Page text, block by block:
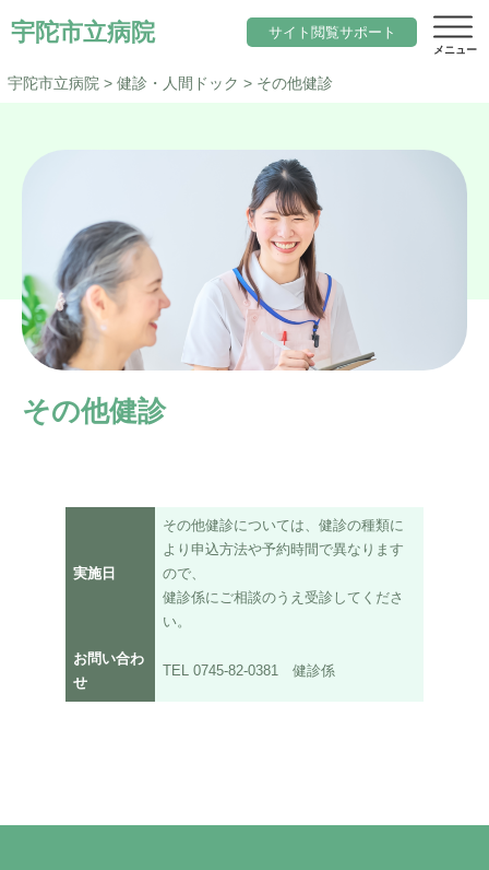
文字サイズ
標準
小さく
色変更
標準 黒
院長のご挨拶
基本理念と行動指針
当院の期待職員像
診療科目一覧
内科
総合診療科（院内標ぼう）
脳神経内科
産婦人科
整形外科
耳鼻咽喉科
麻酔科
地域医療
「ウェルネスシティ宇陀市」構想
地域包括ケアシステム
移動診療車（うだモバイルクリニック
UMC）
地域連携課のご案内
求人
アクセス
お問い合わせ
宇陀市立病院 サイト閲覧サポート
宇陀市立病院 >健診・人間ドック > その他健診
その他健診
実施日
その他健診については、健診の種類に
より申込方法や予約時間で異なります
ので、
健診係にご相談のうえ受診してくださ
い。
お問い合わ
せ
TEL 0745-82-0381 健診係